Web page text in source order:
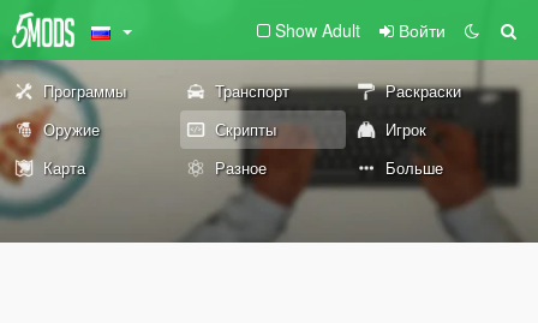
Show Adult Войти
Программы Транспорт
Раскраски
Оружие
Скрипты
Игрок
Карта
Разное Больше